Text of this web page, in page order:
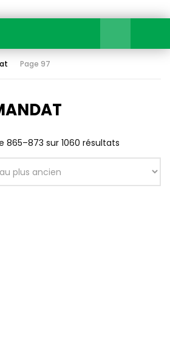
Page 97
865–873 sur 1060 résultats
du
récent